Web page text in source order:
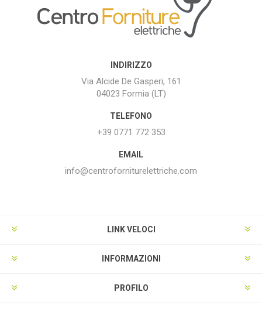
INDIRIZZO
Via Alcide De Gasperi, 161
04023 Formia (LT)
TELEFONO
+39 0771 772 353
EMAIL
info@centroforniturelettriche.com
LINK VELOCI
INFORMAZIONI
PROFILO